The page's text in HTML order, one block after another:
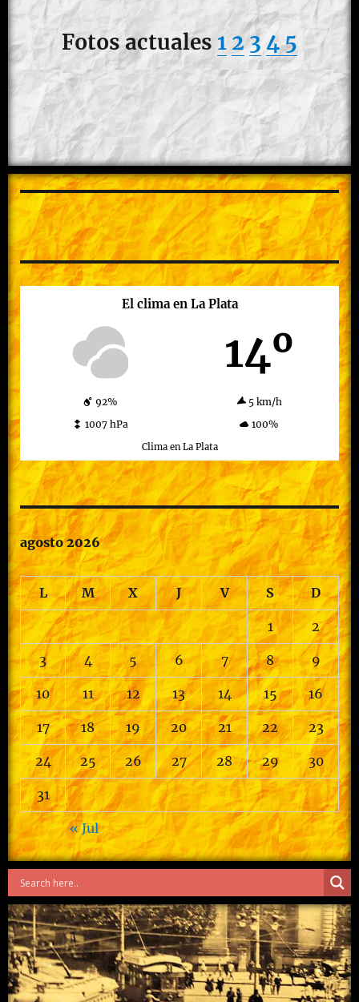
Fotos actuales 1 2 345
El clima en La Plata
14º
92%
5 km/h
1007 hPa
100%
Clima en La Plata
agosto 2026
L M X J V S D
1 2
3 4 5 6 7 8 9
10 11 12 13 14 15 16
17 18 19 20 21 22 23
24 25 26 27 28 29 30
31
« Jul